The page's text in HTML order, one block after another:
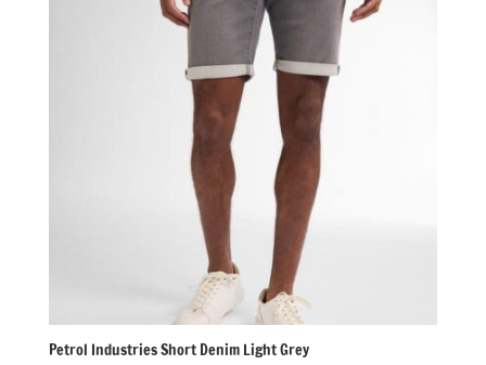
Petrol Industries Short Denim Light Grey